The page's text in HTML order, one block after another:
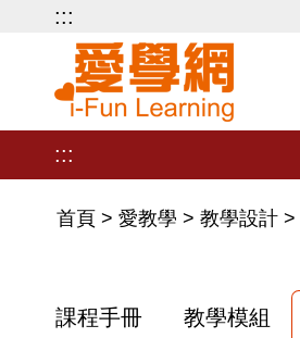
:::
:::
首頁 > 愛教學 > 教學設計 >
課程手冊 教學模組